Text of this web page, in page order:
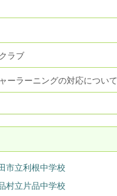
ラブ
ーラーニングの対応について
市立利根中学校
村立片品中学校